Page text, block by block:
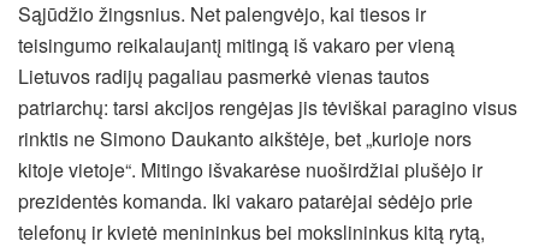
Sąjūdžio žingsnius. Net palengvėjo, kai tiesos ir
teisingumo reikalaujantį mitingą iš vakaro per vieną
Lietuvos radijų pagaliau pasmerkė vienas tautos
patriarchų: tarsi akcijos rengėjas jis tėviškai paragino visus
rinktis ne Simono Daukanto aikštėje, bet „kurioje nors
kitoje vietoje“. Mitingo išvakarėse nuoširdžiai plušėjo ir
prezidentės komanda. Iki vakaro patarėjai sėdėjo prie
telefonų ir kvietė menininkus bei mokslininkus kitą rytą,